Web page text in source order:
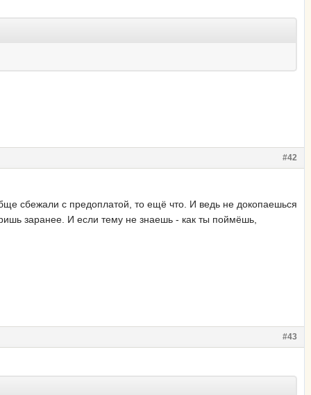
#42
сбежали с предоплатой, то ещё что. И ведь не докопаешься
заранее. И если тему не знаешь - как ты поймёшь,
#43